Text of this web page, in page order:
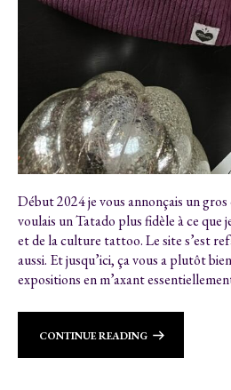
Début 2024 je vous annonçais un
voulais un Tatado plus fidèle à ce que
et de la culture tattoo. Le site s’est
aussi. Et jusqu’ici, ça vous a plutôt
expositions en m’axant
CONTINUE READING